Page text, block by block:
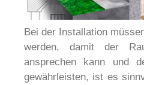
Bei der Installation
werden, damit der
ansprechen kann und
gewährleisten, ist es